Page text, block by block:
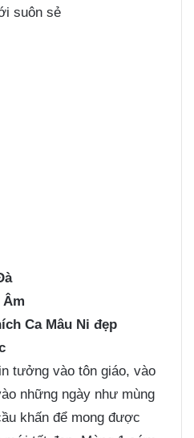
suôn sẻ
Âm
Ca Mâu Ni đẹp
tưởng vào tôn giáo, vào
những ngày như mùng
khấn để mong được